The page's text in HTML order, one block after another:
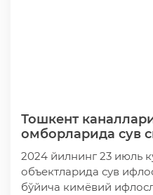
Тошкент
омборларида сув
2024 йилнинг 23 июль
объектларида сув
бўйича кимёвий